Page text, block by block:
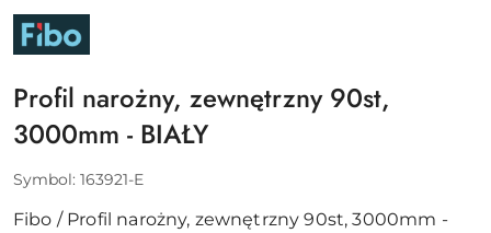
FIBO
Profil narożny, zewnętrzny 90st,
3000mm - BIAŁY
Symbol: 163921-E
Fibo / Profil narożny, zewnętrzny 90st, 3000mm -